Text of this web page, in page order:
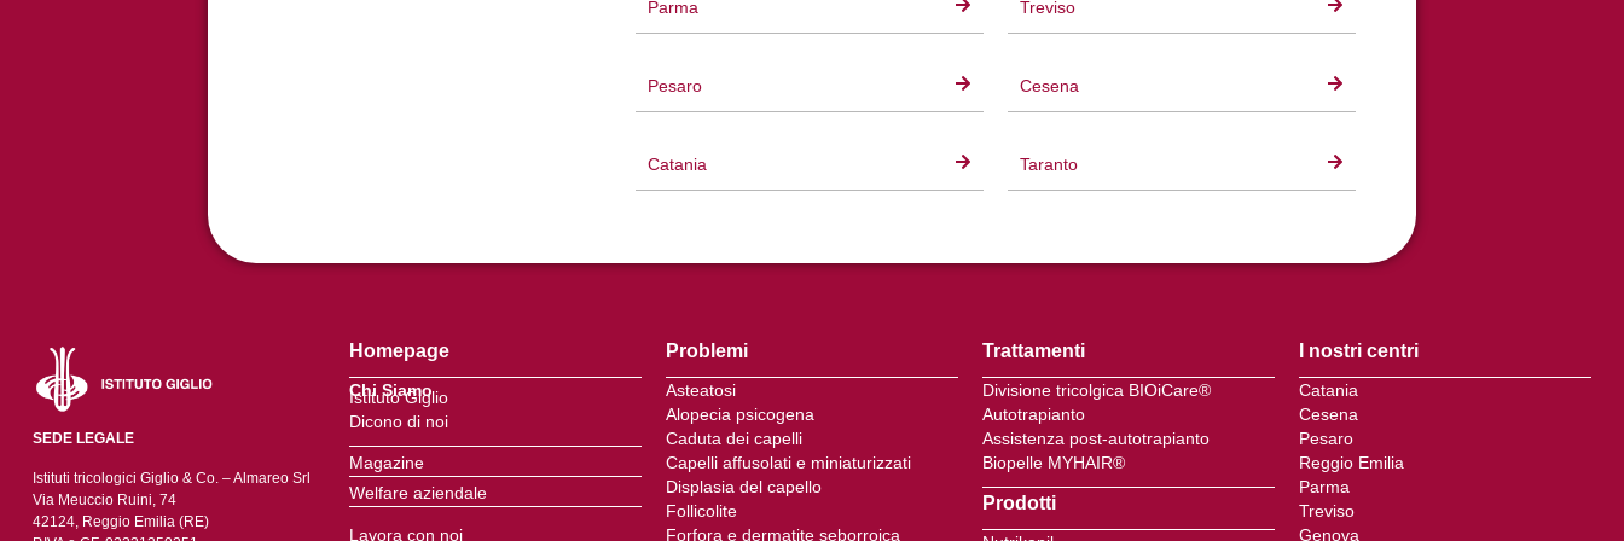
Parma Treviso
Pesaro Cesena
Catania Taranto
SEDE LEGALE
Istituti tricologici Giglio & Co. – Almareo Srl
Via Meuccio Ruini, 74
42124, Reggio Emilia (RE)
Homepage
Chi Siamo
Istituto Giglio
Dicono di noi
Magazine
Welfare aziendale
Lavora con noi
Problemi
Asteatosi
Alopecia psicogena
Caduta dei capelli
Capelli affusolati e miniaturizzati
Displasia del capello
Follicolite
Forfora e dermatite seborroica
Trattamenti
Divisione tricolgica BIOiCare®
Autotrapianto
Assistenza post-autotrapianto
Biopelle MYHAIR®
Prodotti
I nostri centri
Catania
Cesena
Pesaro
Reggio Emilia
Parma
Treviso
Genova